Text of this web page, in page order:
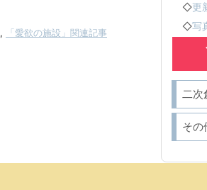
, 「愛欲の施設」関連記事
◇更
◇写
二次
その